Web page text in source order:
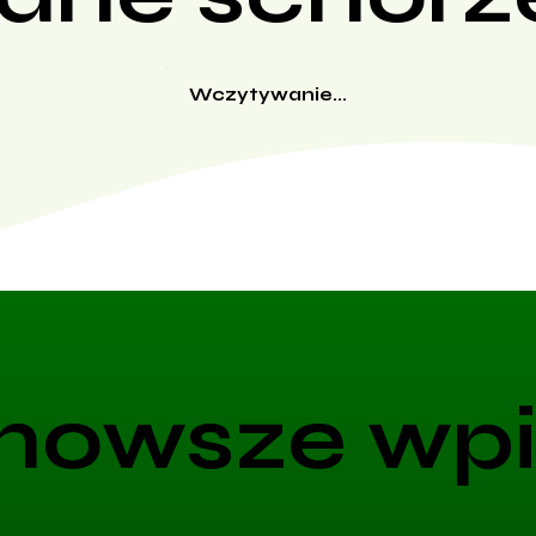
Wczytywanie...